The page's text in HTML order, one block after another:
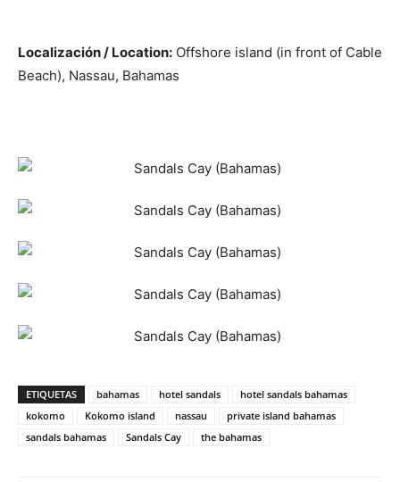
Localización / Location: Offshore island (in front of Cable
Beach), Nassau, Bahamas
ETIQUETAS bahamas hotel sandals
hotel sandals bahamas
kokomo
Kokomo island nassau
private island bahamas
sandals bahamas
Sandals Cay the bahamas